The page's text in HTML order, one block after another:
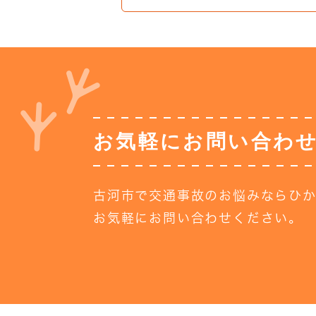
お気軽にお問い合わ
古河市で交通事故のお悩みならひ
お気軽にお問い合わせください。